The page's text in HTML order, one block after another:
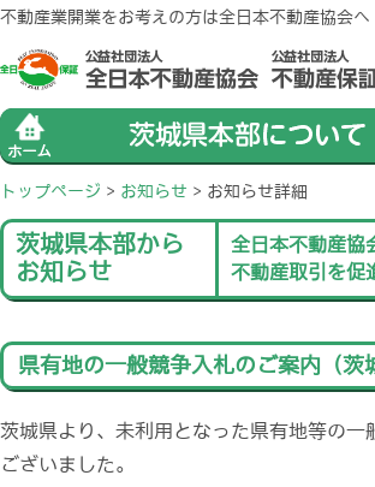
不動産業開業をお考えの方は全日本不動産協会へ
トップページ > お知らせ > お知らせ詳細
茨城県本部から
お知らせ
全日本不動産協
不動産取引を促
県有地の一般競争入札のご案内（茨
茨城県より、未利用となった県有地等の
ございました。